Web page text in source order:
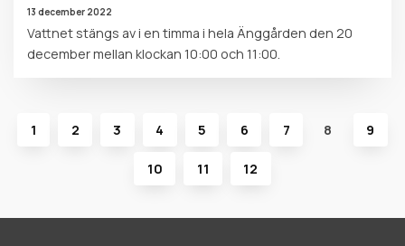
13 december 2022
Vattnet stängs av i en timma i hela Änggården den 20
december mellan klockan 10:00 och 11:00.
1 2 3 4 5 6 7 8 9
10 11 12